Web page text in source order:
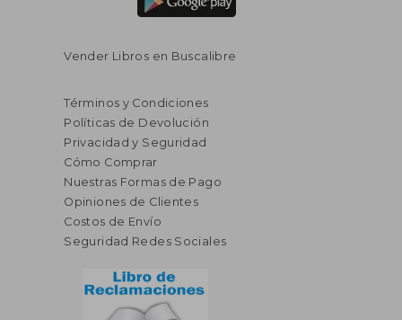
$ 57.26
$ 31.49
Vender Libros en Buscalibre
Términos y Condiciones
Políticas de Devolución
Privacidad y Seguridad
Cómo Comprar
Nuestras Formas de Pago
Opiniones de Clientes
Costos de Envío
Seguridad Redes Sociales